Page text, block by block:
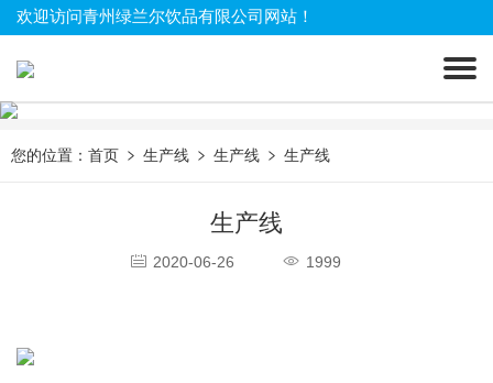
欢迎访问青州绿兰尔饮品有限公司网站！
您的位置： 首页 生产线 生产线 生产线
生产线
2020-06-26 1999